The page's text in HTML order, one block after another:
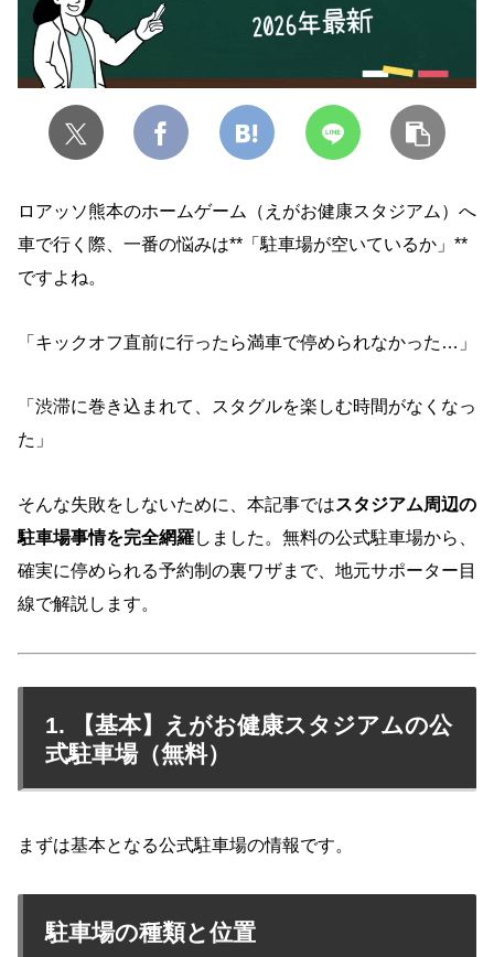
ロアッソ熊本のホームゲーム（えがお健康スタジアム）へ
車で行く際、一番の悩みは**「駐車場が空いているか」**
ですよね。
「キックオフ直前に行ったら満車で停められなかった…」
「渋滞に巻き込まれて、スタグルを楽しむ時間がなくなっ
た」
そんな失敗をしないために、本記事ではスタジアム周辺の
駐車場事情を完全網羅しました。無料の公式駐車場から、
確実に停められる予約制の裏ワザまで、地元サポーター目
線で解説します。
1. 【基本】えがお健康スタジアムの公
式駐車場（無料）
まずは基本となる公式駐車場の情報です。
駐車場の種類と位置